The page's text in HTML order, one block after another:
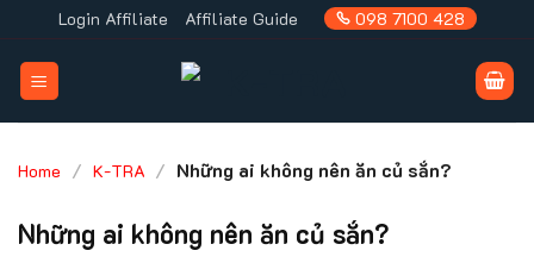
to
content
Login Affiliate Affiliate Guide 098 7100 428
Home / K-TRA / Những ai không nên ăn củ sắn?
Những ai không nên ăn củ sắn?